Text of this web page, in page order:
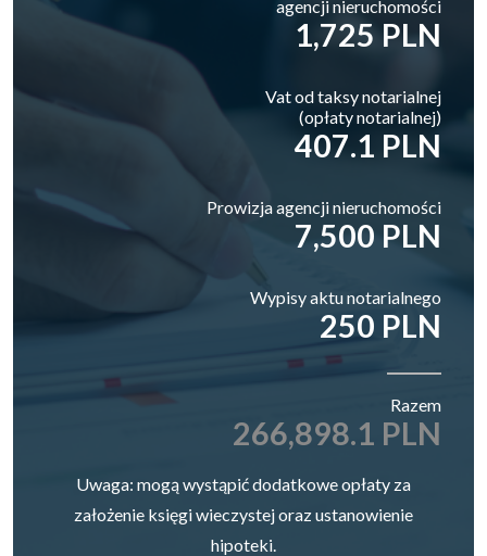
agencji nieruchomości
1,725 PLN
Vat od taksy notarialnej
(opłaty notarialnej)
407.1 PLN
Prowizja agencji nieruchomości
7,500 PLN
Wypisy aktu notarialnego
250 PLN
Razem
266,898.1 PLN
Uwaga: mogą wystąpić dodatkowe opłaty za
założenie księgi wieczystej oraz ustanowienie
hipoteki.